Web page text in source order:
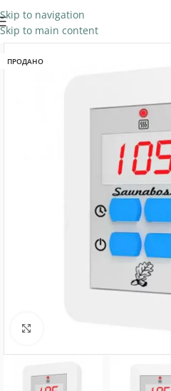
Skip to navigation
Skip to main content
ПРОДАНО